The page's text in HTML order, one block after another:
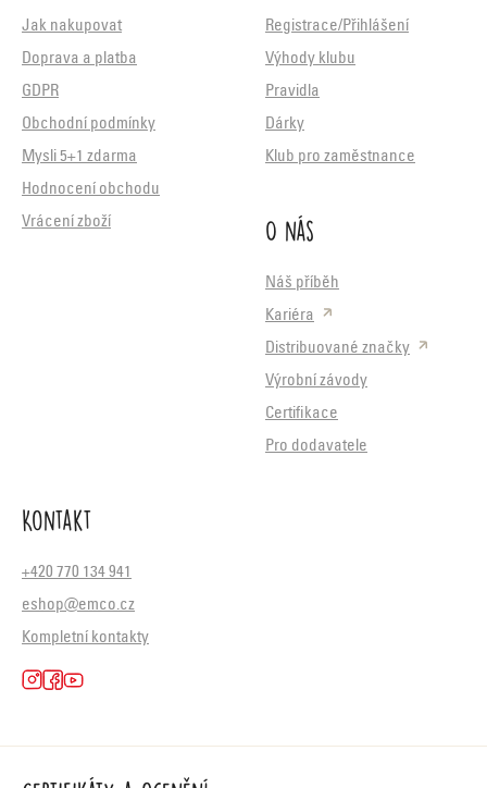
Jak nakupovat
Doprava a platba
GDPR
Obchodní podmínky
Mysli 5+1 zdarma
Hodnocení obchodu
Vrácení zboží
Registrace/Přihlášení
Výhody klubu
Pravidla
Dárky
Klub pro zaměstnance
O nás
Náš příběh
Kariéra
Distribuované značky
Výrobní závody
Certifikace
Pro dodavatele
Kontakt
+420 770 134 941
eshop@emco.cz
Kompletní kontakty